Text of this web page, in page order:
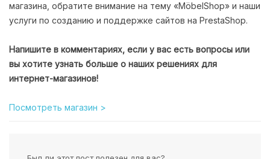
магазина, обратите внимание на тему «MöbelShop» и наши
услуги по созданию и поддержке сайтов на PrestaShop.
Напишите в комментариях, если у вас есть вопросы или
вы хотите узнать больше о наших решениях для
интернет-магазинов!
Посмотреть магазин >